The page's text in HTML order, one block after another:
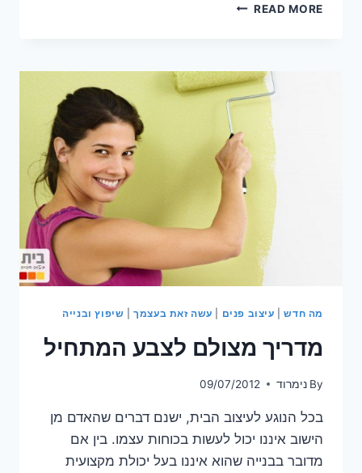
READ MOREצובע
יסוד
לצבע
המתחיל
מה חדש| עיצוב פנים עשה זאת בעצמך| שיפוץ ובנייה
מדריך מצולם לצבע המתחיל
By נימרוד 09/07/2012
בכל הנוגע לעיצוב הבית, ישנם דברים שהאדם מן
הישוב איננו יכול לעשות בכוחות עצמו. בין אם
מדובר בבנייה שהוא איננו בעל יכולת מקצועית